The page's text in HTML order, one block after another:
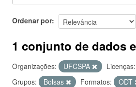
Sobre
Ordenar por
1 conjunto de dados
Organizações: UFCSPA Licenças:
Grupos:
Bolsas Formatos: ODT